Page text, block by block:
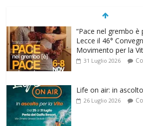
“Pace nel grembo è
Lecce il 46°
Movimento per la
31 Luglio 2026
Life on air: in
26 Luglio 2026